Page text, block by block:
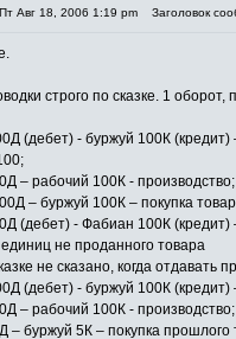
Авг 18, 2006 1:19 pm Заголовок
строго по сказке. 1
(дебет) - буржуй 100К (кредит)
– рабочий 100К - производство;
– буржуй 100К – покупка
(дебет) - Фабиан 100К (кредит)
не проданного товара
не сказано, когда отдавать
(дебет) - буржуй 100К (кредит)
– рабочий 100К - производство;
– буржуй 5К – покупка